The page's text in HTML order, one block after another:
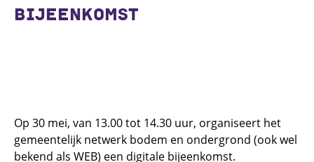
BIJEENKOMST
Op 30 mei, van 13.00 tot 14.30 uur, organiseert het
gemeentelijk netwerk bodem en ondergrond (ook wel
bekend als WEB) een digitale bijeenkomst.